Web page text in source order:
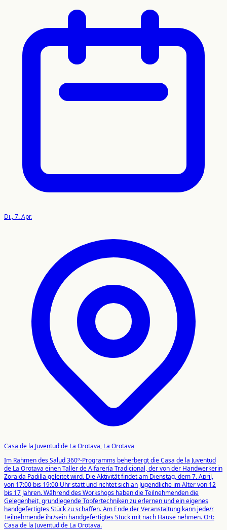
Di., 7. Apr.
Casa de la Juventud de La Orotava, La Orotava
Im Rahmen des Salud 360º-Programms beherbergt die Casa de la Juventud
de La Orotava einen Taller de Alfarería Tradicional, der von der Handwerkerin
Zoraida Padilla geleitet wird. Die Aktivität findet am Dienstag, dem 7. April,
von 17:00 bis 19:00 Uhr statt und richtet sich an Jugendliche im Alter von 12
bis 17 Jahren. Während des Workshops haben die Teilnehmenden die
Gelegenheit, grundlegende Töpfertechniken zu erlernen und ein eigenes
handgefertigtes Stück zu schaffen. Am Ende der Veranstaltung kann jede/r
Teilnehmende ihr/sein handgefertigtes Stück mit nach Hause nehmen. Ort:
Casa de la Juventud de La Orotava.